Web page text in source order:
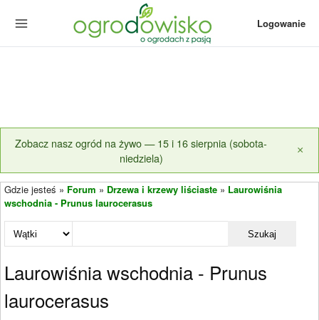
Logowanie
Zobacz nasz ogród na żywo — 15 i 16 sierpnia (sobota-
niedziela)
×
Gdzie jesteś » Forum » Drzewa i krzewy liściaste » Laurowiśnia
wschodnia - Prunus laurocerasus
Szukaj
Laurowiśnia wschodnia - Prunus
laurocerasus